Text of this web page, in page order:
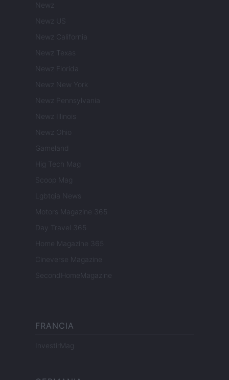
Newz
Newz US
Newz California
Newz Texas
Newz Florida
Newz New York
Newz Pennsylvania
Newz Illinois
Newz Ohio
Gameland
Hig Tech Mag
Scoop Mag
Lgbtqia News
Motors Magazine 365
Day Travel 365
Home Magazine 365
Cineverse Magazine
SecondHomeMagazine
FRANCIA
InvestirMag